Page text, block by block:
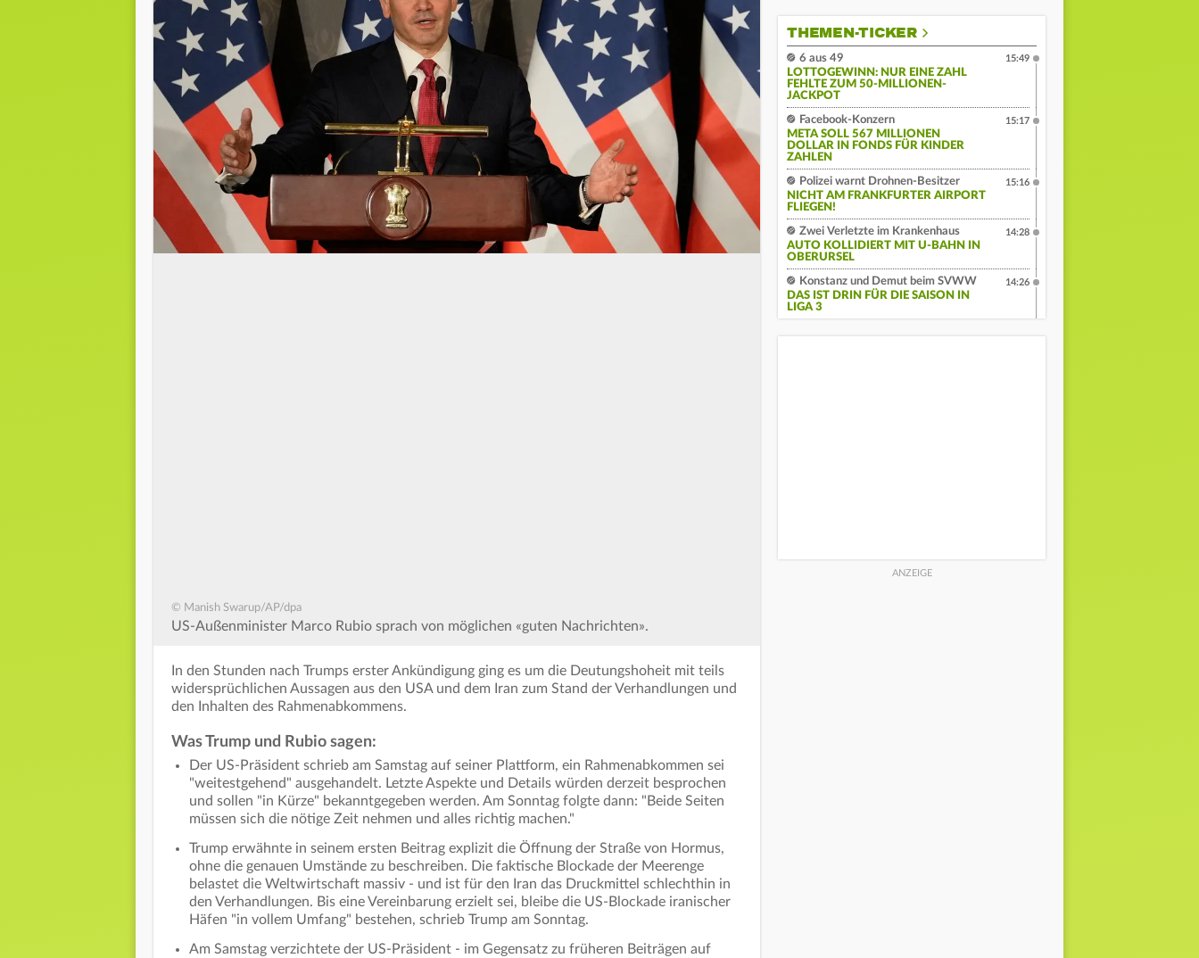
© Manish Swarup/AP/dpa
US-Außenminister Marco Rubio sprach von möglichen «guten Nachrichten».
In den Stunden nach Trumps erster Ankündigung ging es um die Deutungshoheit mit teils
widersprüchlichen Aussagen aus den USA und dem Iran zum Stand der Verhandlungen und
den Inhalten des Rahmenabkommens.
Was Trump und Rubio sagen:
Der US-Präsident schrieb am Samstag auf seiner Plattform, ein Rahmenabkommen sei
"weitestgehend" ausgehandelt. Letzte Aspekte und Details würden derzeit besprochen
und sollen "in Kürze" bekanntgegeben werden. Am Sonntag folgte dann: "Beide Seiten
müssen sich die nötige Zeit nehmen und alles richtig machen."
Trump erwähnte in seinem ersten Beitrag explizit die Öffnung der Straße von Hormus,
ohne die genauen Umstände zu beschreiben. Die faktische Blockade der Meerenge
belastet die Weltwirtschaft massiv - und ist für den Iran das Druckmittel schlechthin in
den Verhandlungen. Bis eine Vereinbarung erzielt sei, bleibe die US-Blockade iranischer
Häfen "in vollem Umfang" bestehen, schrieb Trump am Sonntag.
Am Samstag verzichtete der US-Präsident - im Gegensatz zu früheren Beiträgen auf
THEMEN-TICKER
6 aus 49
LOTTOGEWINN: NUR EINE ZAHL
FEHLTE ZUM 50-MILLIONEN-
JACKPOT
15:49
Facebook-Konzern
META SOLL 567 MILLIONEN
DOLLAR IN FONDS FÜR KINDER
ZAHLEN
15:17
Polizei warnt Drohnen-Besitzer
NICHT AM FRANKFURTER AIRPORT
FLIEGEN!
15:16
Zwei Verletzte im Krankenhaus
AUTO KOLLIDIERT MIT U-BAHN IN
OBERURSEL
14:28
Konstanz und Demut beim SVWW
DAS IST DRIN FÜR DIE SAISON IN
LIGA 3
14:26